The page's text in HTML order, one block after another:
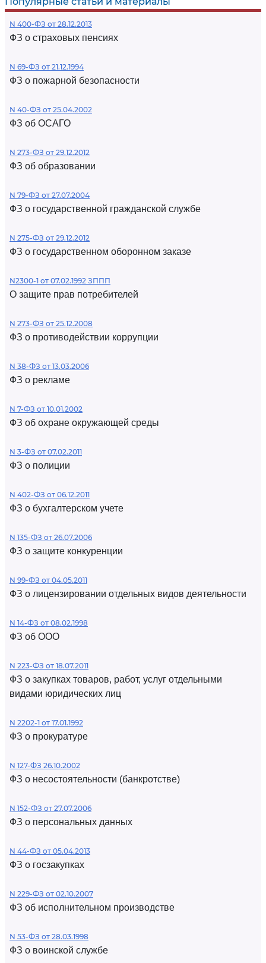
N 400-ФЗ от 28.12.2013
ФЗ о страховых пенсиях
N 69-ФЗ от 21.12.1994
ФЗ о пожарной безопасности
N 40-ФЗ от 25.04.2002
ФЗ об ОСАГО
N 273-ФЗ от 29.12.2012
ФЗ об образовании
N 79-ФЗ от 27.07.2004
ФЗ о государственной гражданской службе
N 275-ФЗ от 29.12.2012
ФЗ о государственном оборонном заказе
N2300-1 от 07.02.1992 ЗППП
О защите прав потребителей
N 273-ФЗ от 25.12.2008
ФЗ о противодействии коррупции
N 38-ФЗ от 13.03.2006
ФЗ о рекламе
N 7-ФЗ от 10.01.2002
ФЗ об охране окружающей среды
N 3-ФЗ от 07.02.2011
ФЗ о полиции
N 402-ФЗ от 06.12.2011
ФЗ о бухгалтерском учете
N 135-ФЗ от 26.07.2006
ФЗ о защите конкуренции
N 99-ФЗ от 04.05.2011
ФЗ о лицензировании отдельных видов деятельности
N 14-ФЗ от 08.02.1998
ФЗ об ООО
N 223-ФЗ от 18.07.2011
ФЗ о закупках товаров, работ, услуг отдельными
видами юридических лиц
N 2202-1 от 17.01.1992
ФЗ о прокуратуре
N 127-ФЗ 26.10.2002
ФЗ о несостоятельности (банкротстве)
N 152-ФЗ от 27.07.2006
ФЗ о персональных данных
N 44-ФЗ от 05.04.2013
ФЗ о госзакупках
N 229-ФЗ от 02.10.2007
ФЗ об исполнительном производстве
N 53-ФЗ от 28.03.1998
ФЗ о воинской службе